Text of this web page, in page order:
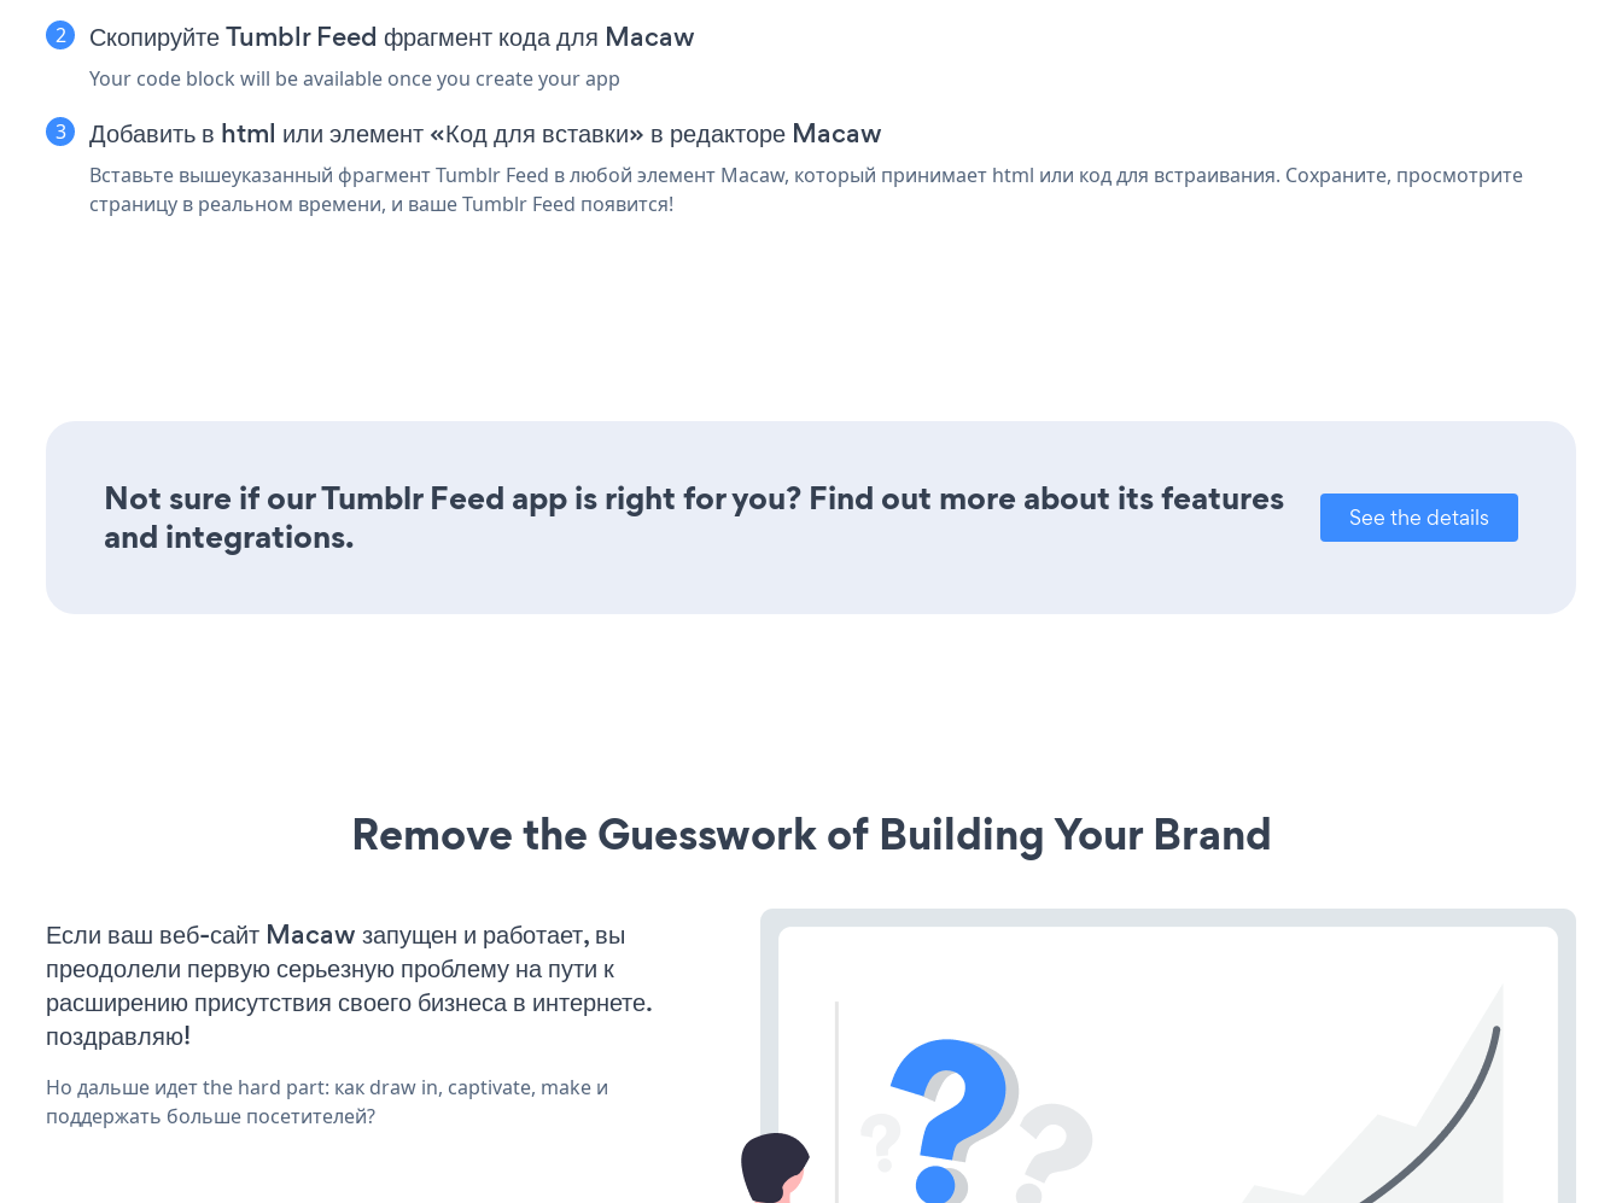
Скопируйте Tumblr Feed фрагмент кода для Macaw
Your code block will be available once you create your app
Добавить в html или элемент «Код для вставки» в редакторе Macaw
Вставьте вышеуказанный фрагмент Tumblr Feed в любой элемент Macaw, который принимает html или код для встраивания. Сохраните, просмотрите
страницу в реальном времени, и ваше Tumblr Feed появится!
Not sure if our Tumblr Feed app is right for you? Find out more about its features
and integrations.
See the details
Remove the Guesswork of Building Your Brand
Если ваш веб-сайт Macaw запущен и работает, вы
преодолели первую серьезную проблему на пути к
расширению присутствия своего бизнеса в интернете.
поздравляю!
Но дальше идет the hard part: как draw in, captivate, make и
поддержать больше посетителей?